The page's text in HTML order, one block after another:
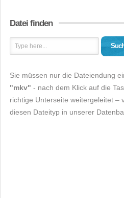
Datei finden
Sie müssen nur die Dateiendung
"mkv" - nach dem Klick auf die
richtige Unterseite weitergeleitet –
diesen Dateityp in unserer